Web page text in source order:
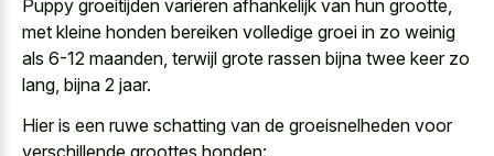
Puppy groeitijden variëren afhankelijk van hun grootte,
met kleine honden bereiken volledige groei in zo weinig
als 6-12 maanden, terwijl grote rassen bijna twee keer zo
lang, bijna 2 jaar.
Hier is een ruwe schatting van de groeisnelheden voor
verschillende groottes honden: